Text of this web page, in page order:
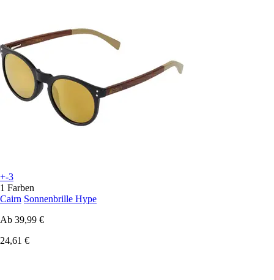
+-3
1 Farben
Cairn Sonnenbrille Hype
Ab 39,99 €
24,61 €